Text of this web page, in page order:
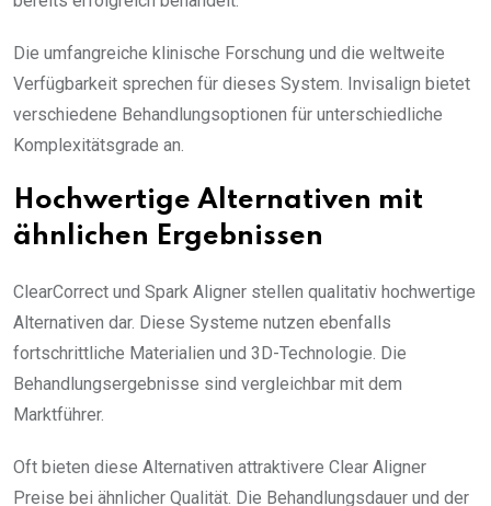
Die umfangreiche klinische Forschung und die weltweite
Verfügbarkeit sprechen für dieses System. Invisalign bietet
verschiedene Behandlungsoptionen für unterschiedliche
Komplexitätsgrade an.
Hochwertige Alternativen mit
ähnlichen Ergebnissen
ClearCorrect und Spark Aligner stellen qualitativ hochwertige
Alternativen dar. Diese Systeme nutzen ebenfalls
fortschrittliche Materialien und 3D-Technologie. Die
Behandlungsergebnisse sind vergleichbar mit dem
Marktführer.
Oft bieten diese Alternativen attraktivere Clear Aligner
Preise bei ähnlicher Qualität. Die Behandlungsdauer und der